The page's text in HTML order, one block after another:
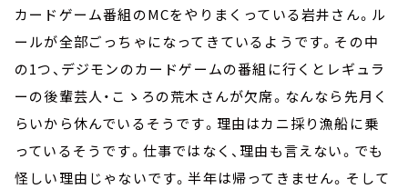
カードゲーム番組のMCをやりまくっている岩井さん。ル
ールが全部ごっちゃになってきているようです。その中
の1つ、デジモンのカードゲームの番組に行くとレギュラ
ーの後輩芸人・こゝろの荒木さんが欠席。なんなら先月く
らいから休んでいるそうです。理由はカニ採り漁船に乗
っているそうです。仕事ではなく、理由も言えない。でも
怪しい理由じゃないです。半年は帰ってきません。そして